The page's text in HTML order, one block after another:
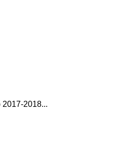
2018...